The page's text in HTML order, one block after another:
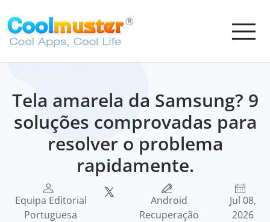
Tela amarela da Samsung? 9
soluções comprovadas para
resolver o problema
rapidamente.
Equipa Editorial
Portuguesa
Android
Recuperação
Jul 08,
2026